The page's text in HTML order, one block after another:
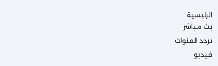
الرئيسية
بث مباشر
تردد القنوات
فيديو